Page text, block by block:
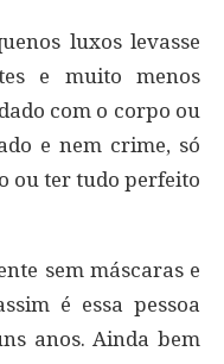
luxos levasse
e muito menos
com o corpo ou
e nem crime, só
ou ter tudo perfeito
sem máscaras e
é essa pessoa
anos. Ainda bem